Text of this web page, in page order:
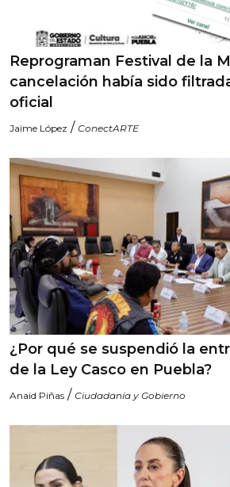
Reprograman Festival de la
cancelación había sido
oficial
Jaime López / ConectARTE
¿Por qué se suspendió la
de la Ley Casco en Puebla?
Anaid Piñas / Ciudadanía y Gobierno